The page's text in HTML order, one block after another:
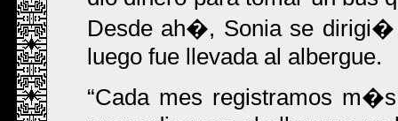
Desde ah�, Sonia se dirigi�
luego fue llevada al albergue.
Cada mes registramos